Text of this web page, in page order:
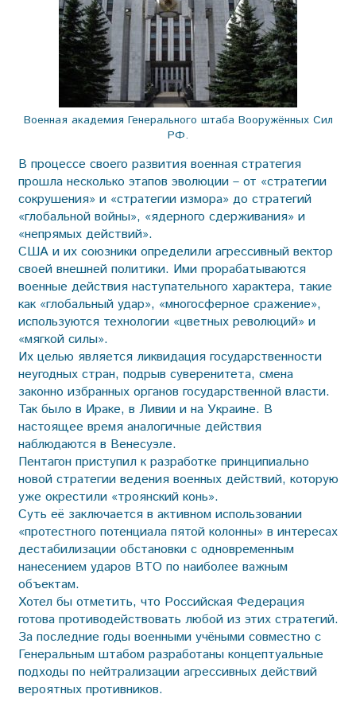
Военная академия Генерального штаба Вооружённых Сил
РФ.
В процессе своего развития военная стратегия
прошла несколько этапов эволюции – от «стратегии
сокрушения» и «стратегии измора» до стратегий
«глобальной войны», «ядерного сдерживания» и
«непрямых действий».
США и их союзники определили агрессивный вектор
своей внешней политики. Ими прорабатываются
военные действия наступательного характера, такие
как «глобальный удар», «многосферное сражение»,
используются технологии «цветных революций» и
«мягкой силы».
Их целью является ликвидация государственности
неугодных стран, подрыв суверенитета, смена
законно избранных органов государственной власти.
Так было в Ираке, в Ливии и на Украине. В
настоящее время аналогичные действия
наблюдаются в Венесуэле.
Пентагон приступил к разработке принципиально
новой стратегии ведения военных действий, которую
уже окрестили «троянский конь».
Суть её заключается в активном использовании
«протестного потенциала пятой колонны» в интересах
дестабилизации обстановки с одновременным
нанесением ударов ВТО по наиболее важным
объектам.
Хотел бы отметить, что Российская Федерация
готова противодействовать любой из этих стратегий.
За последние годы военными учёными совместно с
Генеральным штабом разработаны концептуальные
подходы по нейтрализации агрессивных действий
вероятных противников.